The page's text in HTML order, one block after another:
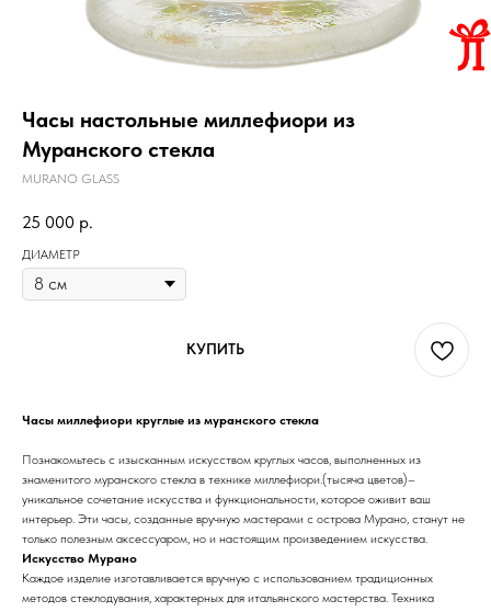
Часы настольные миллефиори из
Муранского стекла
MURANO GLASS
25 000 р.
ДИАМЕТР
КУПИТЬ
Часы миллефиори круглые из муранского стекла
Познакомьтесь с изысканным искусством круглых часов, выполненных из
знаменитого муранского стекла в технике миллефиори.(тысяча цветов)–
уникальное сочетание искусства и функциональности, которое оживит ваш
интерьер. Эти часы, созданные вручную мастерами с острова Мурано, станут не
только полезным аксессуаром, но и настоящим произведением искусства.
Искусство Мурано
Каждое изделие изготавливается вручную с использованием традиционных
методов стеклодувания, характерных для итальянского мастерства. Техника